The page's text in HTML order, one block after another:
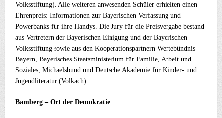
Volksstiftung). Alle weiteren anwesenden Schüler erhielten einen
Ehrenpreis: Informationen zur Bayerischen Verfassung und
Powerbanks für ihre Handys. Die Jury für die Preisvergabe bestand
aus Vertretern der Bayerischen Einigung und der Bayerischen
Volksstiftung sowie aus den Kooperationspartnern Wertebündnis
Bayern, Bayerisches Staatsministerium für Familie, Arbeit und
Soziales, Michaelsbund und Deutsche Akademie für Kinder- und
Jugendliteratur (Volkach).
Bamberg – Ort der Demokratie